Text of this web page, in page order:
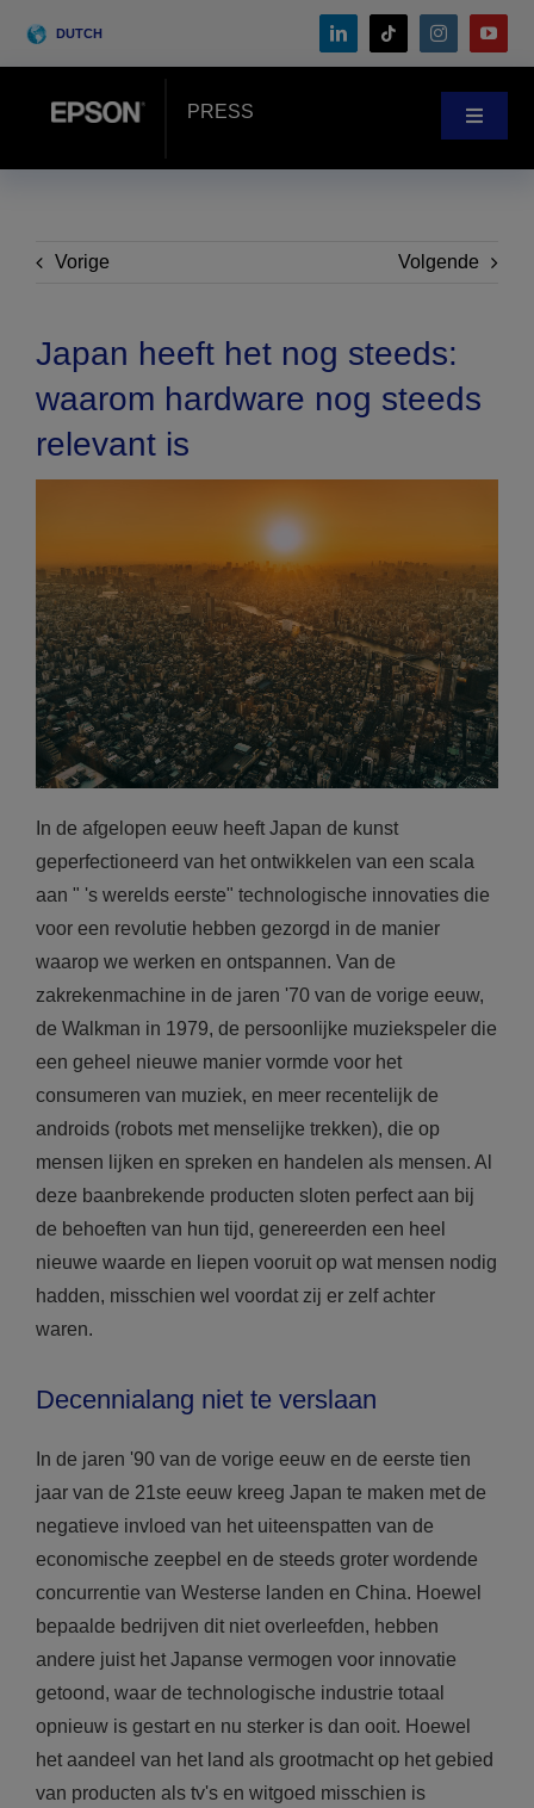
DUTCH
PRESS
Toggle
Klantenverhalen
Events
Search
Vorige Volgende
Japan heeft het nog steeds:
waarom hardware nog steeds
relevant is
In de afgelopen eeuw heeft Japan de kunst
geperfectioneerd van het ontwikkelen van een scala
aan " 's werelds eerste" technologische innovaties die
voor een revolutie hebben gezorgd in de manier
waarop we werken en ontspannen. Van de
zakrekenmachine in de jaren '70 van de vorige eeuw,
de Walkman in 1979, de persoonlijke muziekspeler die
een geheel nieuwe manier vormde voor het
consumeren van muziek, en meer recentelijk de
androids (robots met menselijke trekken), die op
mensen lijken en spreken en handelen als mensen. Al
deze baanbrekende producten sloten perfect aan bij
de behoeften van hun tijd, genereerden een heel
nieuwe waarde en liepen vooruit op wat mensen nodig
hadden, misschien wel voordat zij er zelf achter
waren.
Decennialang niet te verslaan
In de jaren '90 van de vorige eeuw en de eerste tien
jaar van de 21ste eeuw kreeg Japan te maken met de
negatieve invloed van het uiteenspatten van de
economische zeepbel en de steeds groter wordende
concurrentie van Westerse landen en China. Hoewel
bepaalde bedrijven dit niet overleefden, hebben
andere juist het Japanse vermogen voor innovatie
getoond, waar de technologische industrie totaal
opnieuw is gestart en nu sterker is dan ooit. Hoewel
het aandeel van het land als grootmacht op het gebied
van producten als tv's en witgoed misschien is